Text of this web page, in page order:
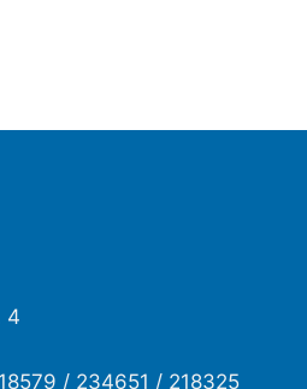
4
/ 234651 / 218325